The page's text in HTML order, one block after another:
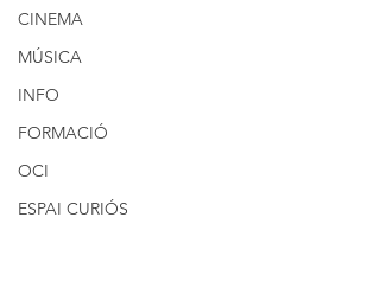
CINEMA
MÚSICA
INFO
FORMACIÓ
OCI
ESPAI CURIÓS